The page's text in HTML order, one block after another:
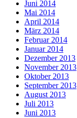
Juni 2014
Mai 2014
April 2014
März 2014
Februar 2014
Januar 2014
Dezember 2013
November 2013
Oktober 2013
September 2013
August 2013
Juli 2013
Juni 2013